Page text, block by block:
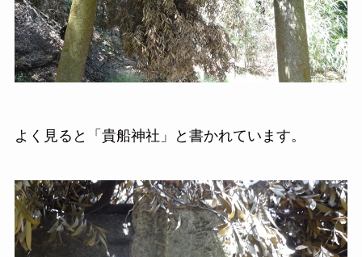
よく見ると「貴船神社」と書かれています。